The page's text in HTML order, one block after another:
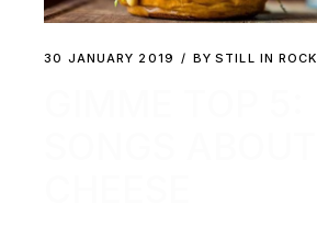
30 JANUARY 2019 BY STILL IN ROCK